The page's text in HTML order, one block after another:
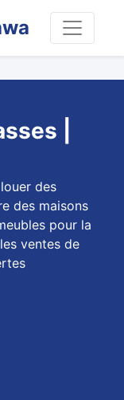
|
des
des maisons
pour la
ventes de